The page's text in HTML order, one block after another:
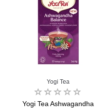
Yogi Tea
Yogi Tea Ashwagandha